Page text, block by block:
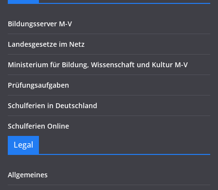
Bildungsserver M-V
Landesgesetze im Netz
Ministerium für Bildung, Wissenschaft und Kultur M-V
Prüfungsaufgaben
Schulferien in Deutschland
Schulferien Online
Legal
Allgemeines